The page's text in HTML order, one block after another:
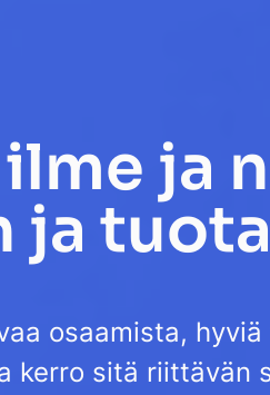
ja
ja
osaamista,
kerro sitä riittävän